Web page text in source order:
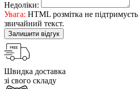
Недоліки:
Увага: HTML розмітка не
звичайний текст.
Залишити відгук
Швидка доставка
зі свого складу